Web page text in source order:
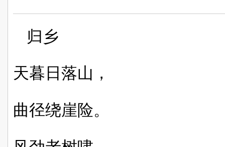
归乡
天暮日落山，
曲径绕崖险。